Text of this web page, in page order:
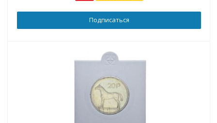
Подписаться